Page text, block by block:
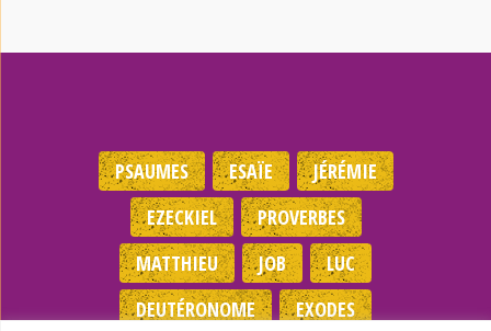
PSAUMES ESAÏE
JÉRÉMIE
EZECKIEL
PROVERBES
MATTHIEU
JOB
LUC
DEUTÉRONOME
EXODES